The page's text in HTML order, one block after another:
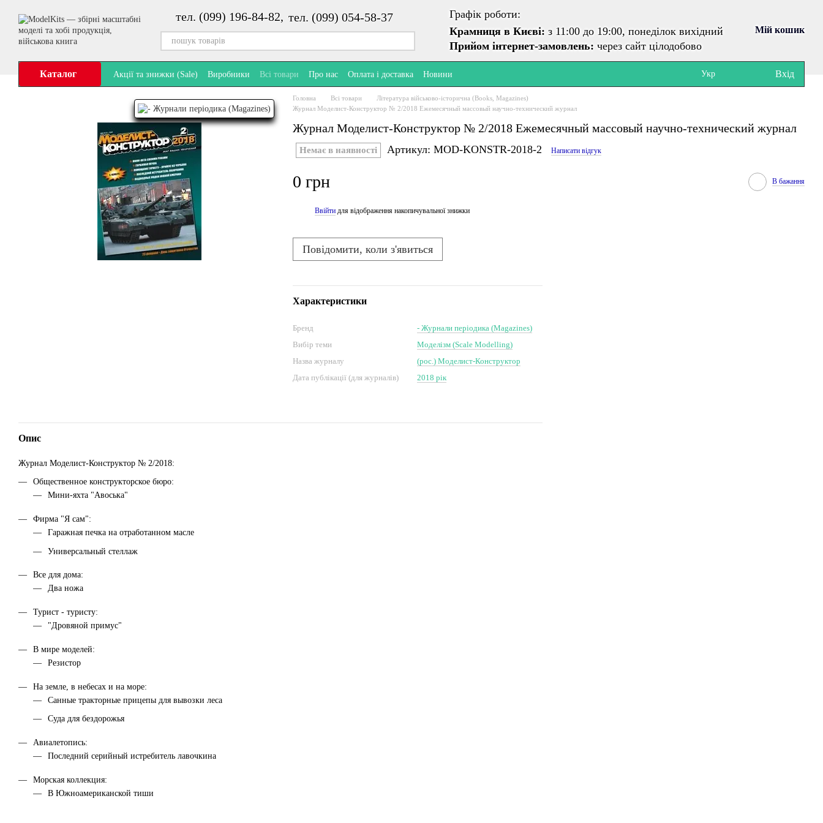
тел. (099) 196-84-82, тел. (099) 054-58-37
Графік роботи:
Крамниця в Києві: з 11:00 до 19:00, понеділок вихідний
Прийом інтернет-замовлень: через сайт цілодобово
Мій кошик
Каталог Акції та знижки (Sale) Виробники Всі товари Про нас Оплата і доставка Новини Укр Вхід
Головна Всі товари
Література військово-історична (Books, Magazines)
Журнал Моделист-Конструктор № 2/2018 Ежемесячный массовый научно-технический журнал
Журнал Моделист-Конструктор № 2/2018 Ежемесячный массовый научно-технический журнал
Немає в наявності Артикул: MOD-KONSTR-2018-2 Написати відгук
0 грн В бажання
Ввійти для відображення накопичувальної знижки
Повідомити, коли з'явиться
Характеристики
Бренд
- Журнали періодика (Magazines)
Вибір теми
Моделізм (Scale Modelling)
Назва журналу
(рос.) Моделист-Конструктор
Дата публікації (для журналів)
2018 рік
Опис
Журнал Моделист-Конструктор № 2/2018:
Общественное конструкторское бюро:
Мини-яхта "Авоська"
Фирма "Я сам":
Гаражная печка на отработанном масле
Универсальный стеллаж
Все для дома:
Два ножа
Турист - туристу:
"Дровяной примус"
В мире моделей:
Резистор
На земле, в небесах и на море:
Санные тракторные прицепы для вывозки леса
Суда для бездорожья
Авиалетопись:
Последний серийный истребитель лавочкина
Морская коллекция:
В Южноамериканской тиши